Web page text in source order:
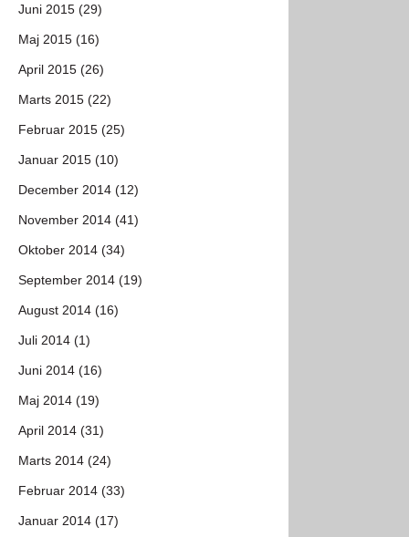
Juni 2015 (29)
Maj 2015 (16)
April 2015 (26)
Marts 2015 (22)
Februar 2015 (25)
Januar 2015 (10)
December 2014 (12)
November 2014 (41)
Oktober 2014 (34)
September 2014 (19)
August 2014 (16)
Juli 2014 (1)
Juni 2014 (16)
Maj 2014 (19)
April 2014 (31)
Marts 2014 (24)
Februar 2014 (33)
Januar 2014 (17)